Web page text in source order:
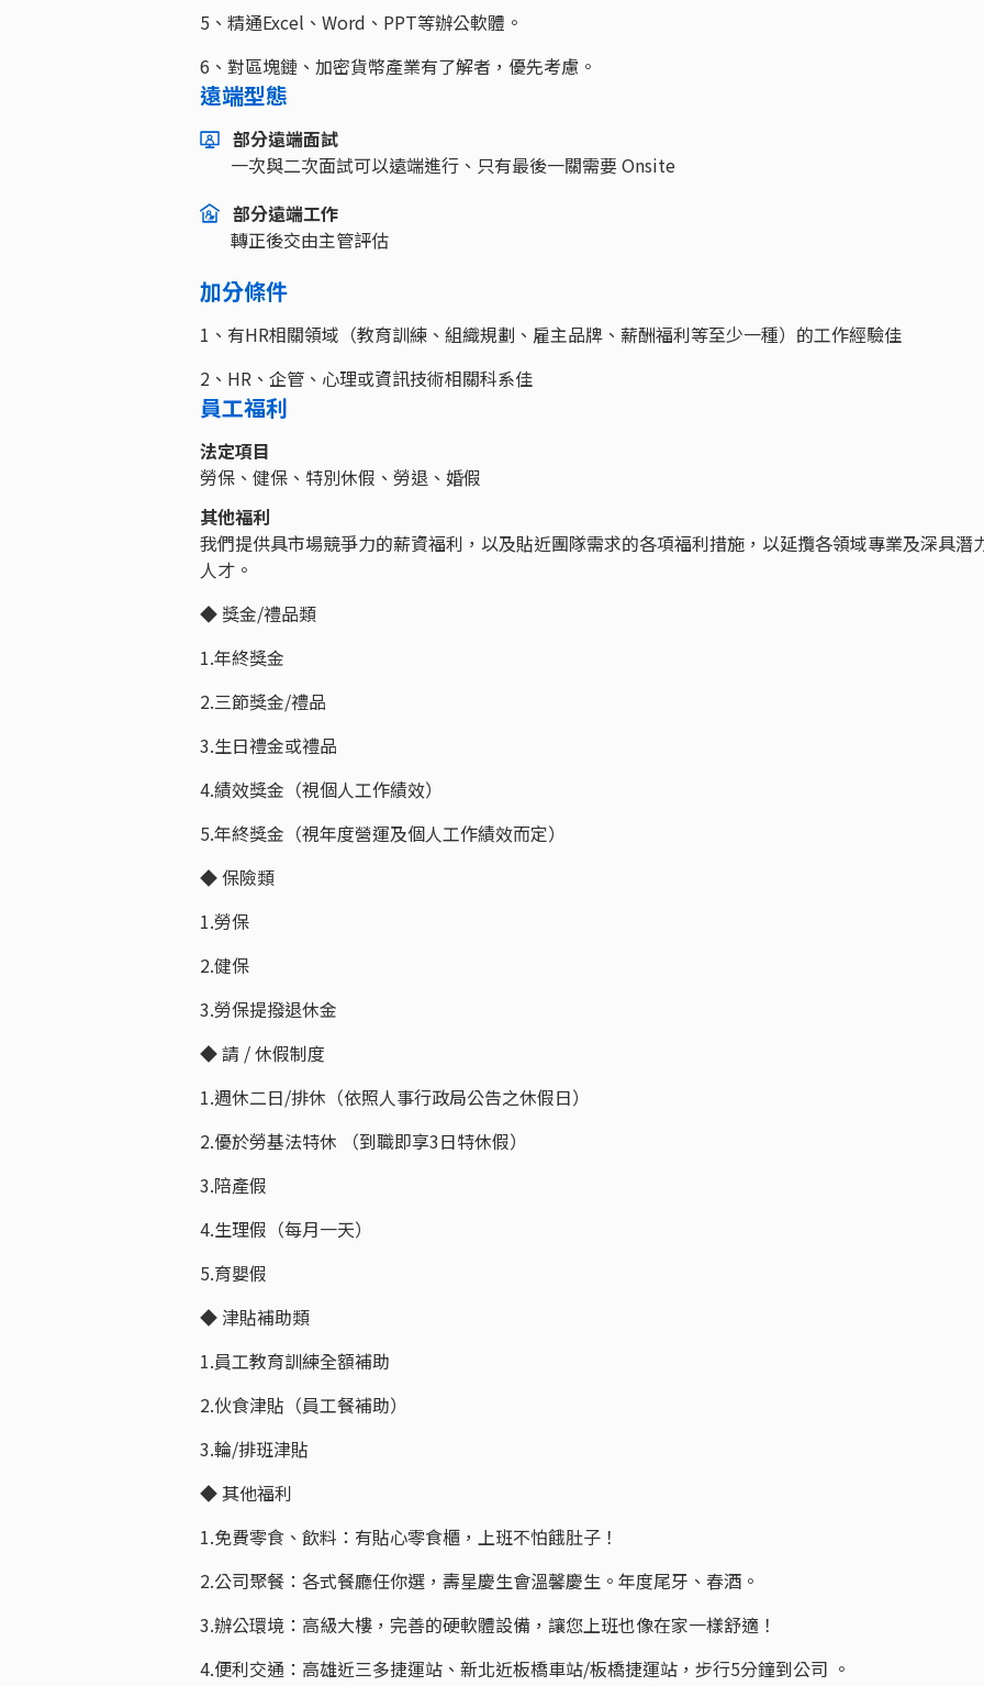
5、精通Excel、Word、PPT等辦公軟體。
6、對區塊鏈、加密貨幣產業有了解者，優先考慮。
遠端型態
部分遠端面試
一次與二次面試可以遠端進行、只有最後一關需要 Onsite
部分遠端工作
轉正後交由主管評估
加分條件
1、有HR相關領域（教育訓練、組織規劃、雇主品牌、薪酬福利等至少一種）的工作經驗佳
2、HR、企管、心理或資訊技術相關科系佳
員工福利
法定項目
勞保、健保、特別休假、勞退、婚假
其他福利
我們提供具市場競爭力的薪資福利，以及貼近團隊需求的各項福利措施，以延攬各領域專業及深具潛
人才。
◆ 獎金/禮品類
1.年終獎金
2.三節獎金/禮品
3.生日禮金或禮品
4.績效獎金（視個人工作績效）
5.年終獎金（視年度營運及個人工作績效而定）
◆ 保險類
1.勞保
2.健保
3.勞保提撥退休金
◆ 請 / 休假制度
1.週休二日/排休（依照人事行政局公告之休假日）
2.優於勞基法特休 （到職即享3日特休假）
3.陪產假
4.生理假（每月一天）
5.育嬰假
◆ 津貼補助類
1.員工教育訓練全額補助
2.伙食津貼（員工餐補助）
3.輪/排班津貼
◆ 其他福利
1.免費零食、飲料：有貼心零食櫃，上班不怕餓肚子！
2.公司聚餐：各式餐廳任你選，壽星慶生會溫馨慶生。年度尾牙、春酒。
3.辦公環境：高級大樓，完善的硬軟體設備，讓您上班也像在家一樣舒適！
4.便利交通：高雄近三多捷運站、新北近板橋車站/板橋捷運站，步行5分鐘到公司 。